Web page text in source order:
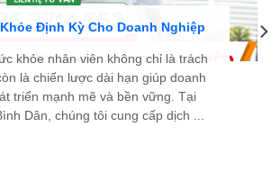
Định Kỳ Cho Doanh Nghiệp
khỏe nhân viên không chỉ là trách
là chiến lược dài hạn giúp doanh
triển mạnh mẽ và bền vững. Tại
Dân, chúng tôi cung cấp dịch ...